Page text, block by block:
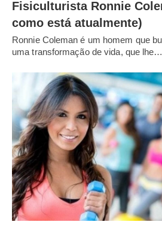
Fisiculturista Ronnie
como está atualmente)
Ronnie Coleman é um homem que
uma transformação de vida, que lhe…